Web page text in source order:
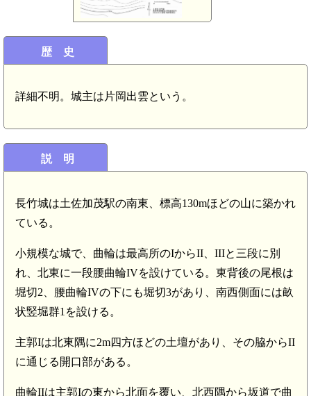
歴 史
詳細不明。城主は片岡出雲という。
説 明
長竹城は土佐加茂駅の南東、標高130mほどの山に築かれ
ている。
小規模な城で、曲輪は最高所のIからII、IIIと三段に別
れ、北東に一段腰曲輪IVを設けている。東背後の尾根は
堀切2、腰曲輪IVの下にも堀切3があり、南西側面には畝
状竪堀群1を設ける。
主郭Iは北東隅に2m四方ほどの土壇があり、その脇からII
に通じる開口部がある。
曲輪IIは主郭Iの東から北面を覆い、北西隅から坂道で曲